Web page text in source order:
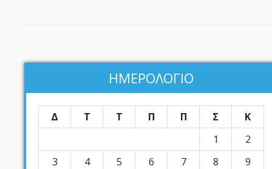
ΗΜΕΡΟΛΟΓΙΟ
Δ Τ Τ Π Π Σ
Κ
1
2
3
4 5 6 7 8
9